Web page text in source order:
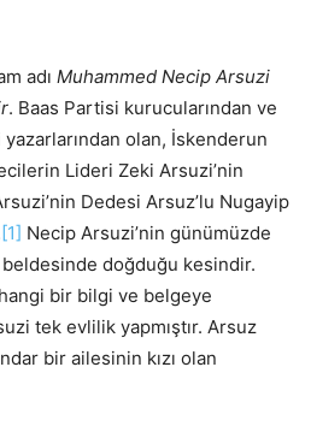
adı Muhammed Necip Arsuzi
. Baas Partisi kurucularından ve
olan, İskenderun
Lideri Zeki Arsuzi’nin
Dedesi Arsuz’lu Nugayip
[1] Necip Arsuzi’nin günümüzde
beldesinde doğduğu kesindir.
bir bilgi ve belgeye
tek evlilik yapmıştır. Arsuz
bir ailesinin kızı olan